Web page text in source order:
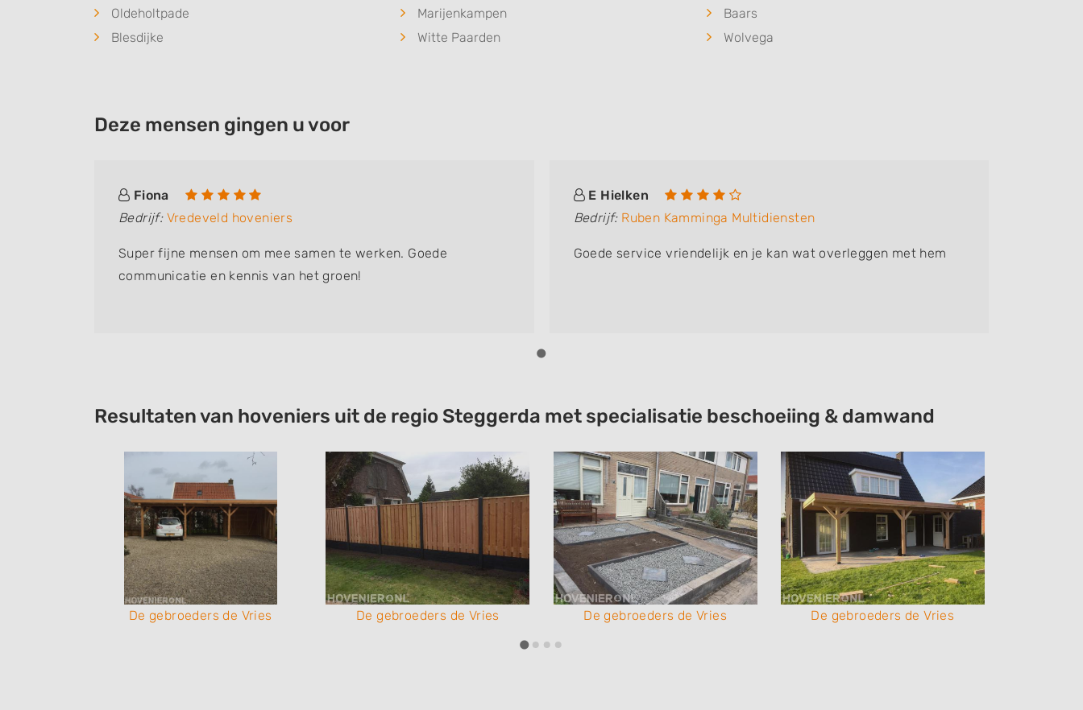
Oldeholtpade
Marijenkampen
Baars
Blesdijke
Witte Paarden Wolvega
Deze mensen gingen u voor
Fiona
Bedrijf: Vredeveld hoveniers
Super fijne mensen om mee samen te werken. Goede
communicatie en kennis van het groen!
E Hielken
Bedrijf: Ruben Kamminga Multidiensten
Goede service vriendelijk en je kan wat overleggen met hem
Resultaten van hoveniers uit de regio Steggerda met specialisatie beschoeiing & damwand
De gebroeders de Vries
De gebroeders de Vries
De gebroeders de Vries
De gebroeders de Vries